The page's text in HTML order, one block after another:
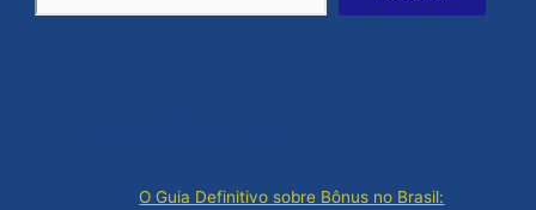
O Guia Definitivo sobre Bônus no Brasil: